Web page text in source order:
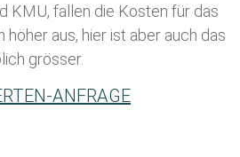
KMU, fallen die Kosten für das
höher aus, hier ist aber auch das
grösser.
ANFRAGE